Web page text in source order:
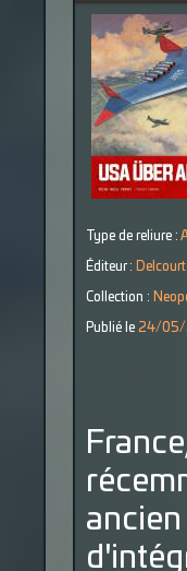
Type de reliure :
Éditeur : Delcourt
Collection :
Publié le 24/05/